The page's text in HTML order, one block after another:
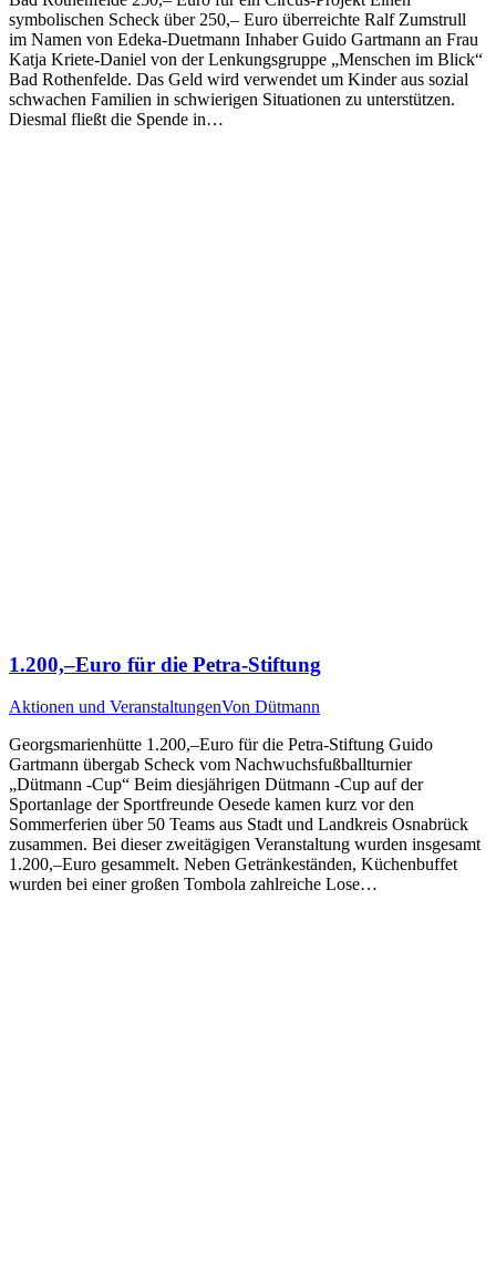
symbolischen Scheck über 250,– Euro überreichte Ralf Zumstrull
im Namen von Edeka-Duetmann Inhaber Guido Gartmann an Frau
Katja Kriete-Daniel von der Lenkungsgruppe „Menschen im Blick“
Bad Rothenfelde. Das Geld wird verwendet um Kinder aus sozial
schwachen Familien in schwierigen Situationen zu unterstützen.
Diesmal fließt die Spende in…
1.200,–Euro für die Petra-Stiftung
Aktionen und VeranstaltungenVon Dütmann
Georgsmarienhütte 1.200,–Euro für die Petra-Stiftung Guido
Gartmann übergab Scheck vom Nachwuchsfußballturnier
„Dütmann -Cup“ Beim diesjährigen Dütmann -Cup auf der
Sportanlage der Sportfreunde Oesede kamen kurz vor den
Sommerferien über 50 Teams aus Stadt und Landkreis Osnabrück
zusammen. Bei dieser zweitägigen Veranstaltung wurden insgesamt
1.200,–Euro gesammelt. Neben Getränkeständen, Küchenbuffet
wurden bei einer großen Tombola zahlreiche Lose…